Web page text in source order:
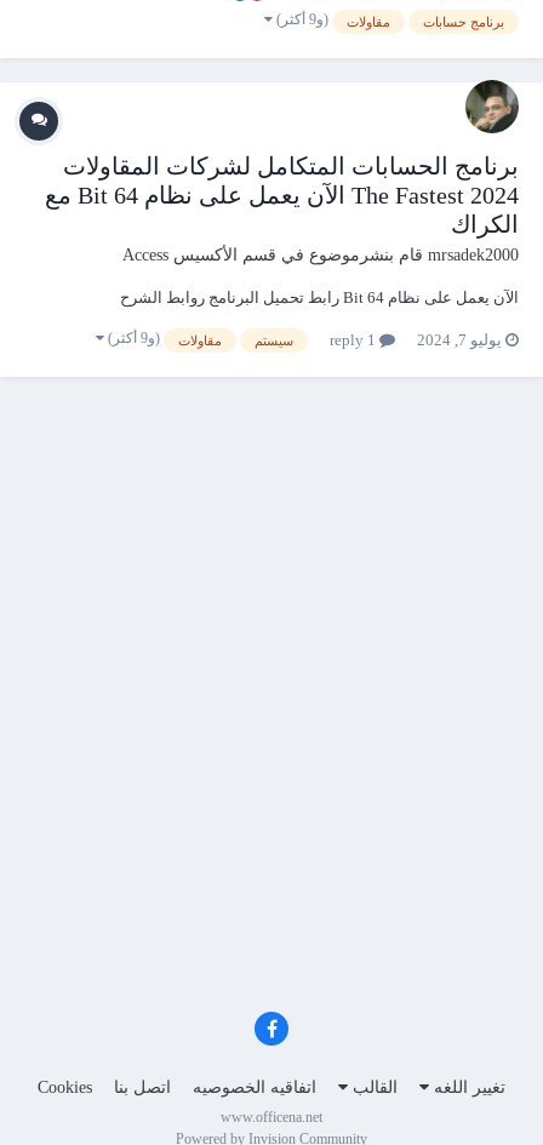
برنامج حسابات مقاولات (و9 أكثر)
برنامج الحسابات المتكامل لشركات المقاولات
The Fastest 2024 الآن يعمل على نظام 64 Bit مع
الكراك
mrsadek2000 قام بنشرموضوع في قسم الأكسيس Access
الآن يعمل على نظام 64 Bit رابط تحميل البرنامج روابط الشرح
يوليو 7, 2024 سيستم مقاولات (و9 أكثر)
تغيير اللغه القالب اتفاقيه الخصوصيه اتصل بنا Cookies
www.officena.net
Powered by Invision Community